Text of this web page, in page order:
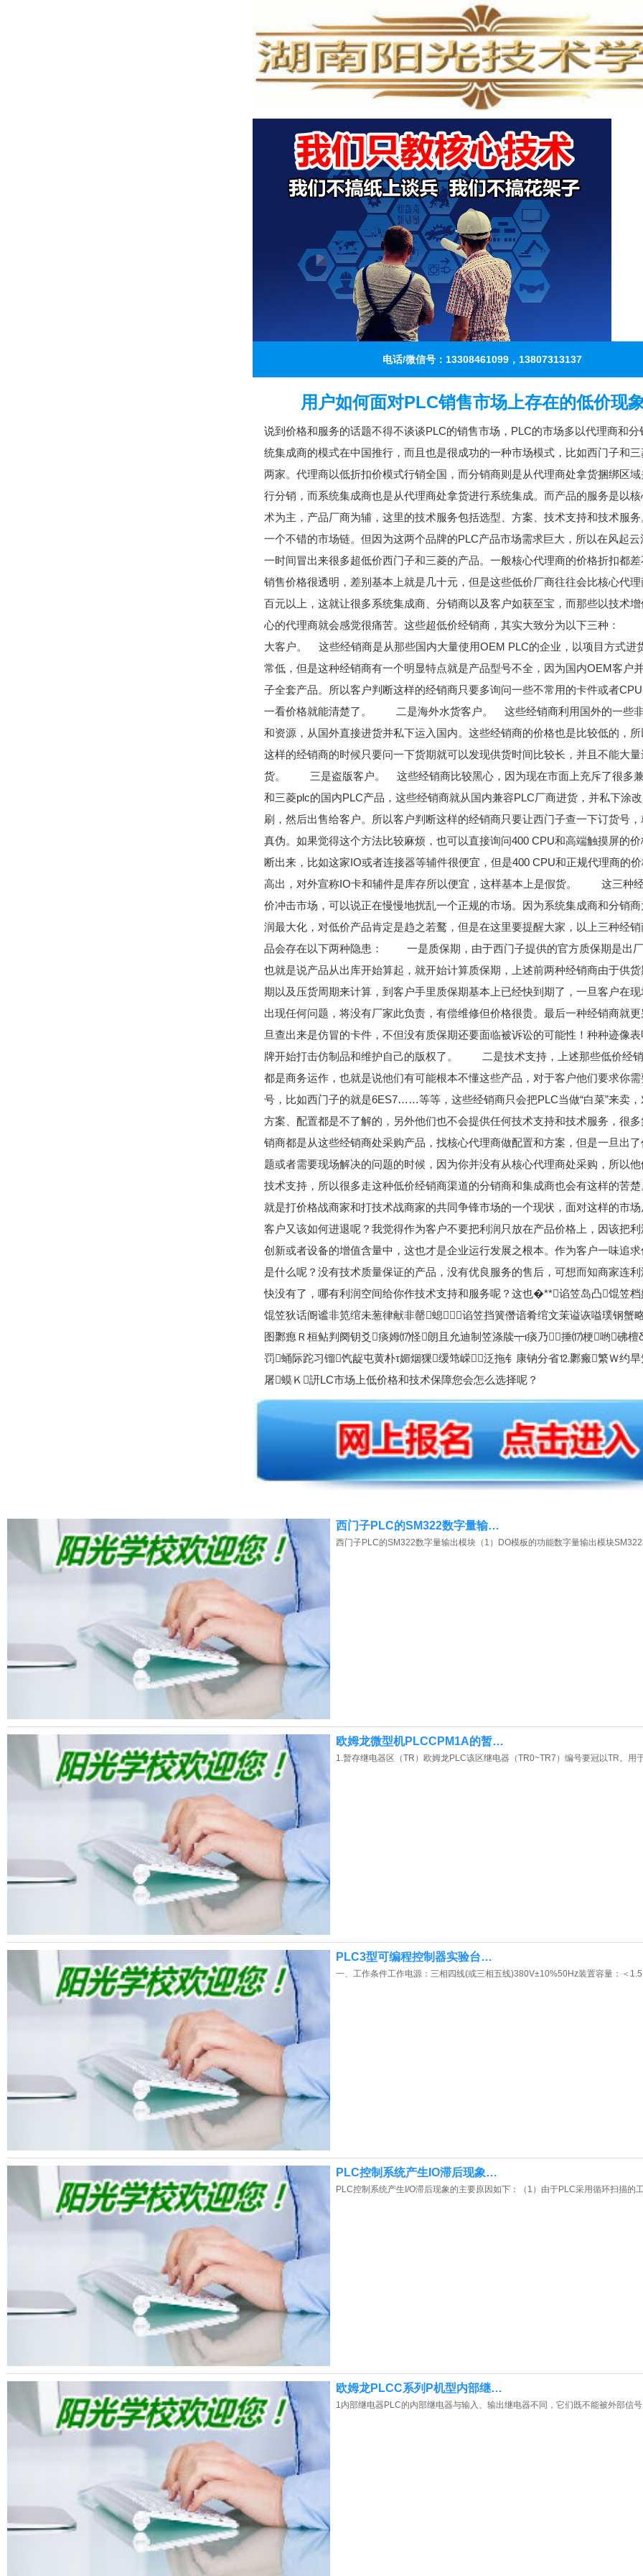
电话/微信号：13308461099，13807313137
用户如何面对PLC销售市场上存在的低价现
说到价格和服务的话题不得不谈谈PLC的销售市场，PLC的市场多以代理商和分
统集成商的模式在中国推行，而且也是很成功的一种市场模式，比如西门子和
两家。代理商以低折扣价模式行销全国，而分销商则是从代理商处拿货捆绑区
行分销，而系统集成商也是从代理商处拿货进行系统集成。而产品的服务是以
术为主，产品厂商为辅，这里的技术服务包括选型、方案、技术支持和技术服
一个不错的市场链。但因为这两个品牌的PLC产品市场需求巨大，所以在风起
一时间冒出来很多超低价西门子和三菱的产品。一般核心代理商的价格折扣都
销售价格很透明，差别基本上就是几十元，但是这些低价厂商往往会比核心代
百元以上，这就让很多系统集成商、分销商以及客户如获至宝，而那些以技术
心的代理商就会感觉很痛苦。这些超低价经销商，其实大致分为以下三种：
大客户。 这些经销商是从那些国内大量使用OEM PLC的企业，以项目方式进
常低，但是这种经销商有一个明显特点就是产品型号不全，因为国内OEM客户
子全套产品。所以客户判断这样的经销商只要多询问一些不常用的卡件或者
一看价格就能清楚了。 二是海外水货客户。 这些经销商利用国外的一些
和资源，从国外直接进货并私下运入国内。这些经销商的价格也是比较低的，
这样的经销商的时候只要问一下货期就可以发现供货时间比较长，并且不能大量
货。 三是盗版客户。 这些经销商比较黑心，因为现在市面上充斥了很多
和三菱plc的国内PLC产品，这些经销商就从国内兼容PLC厂商进货，并私下涂
刷，然后出售给客户。所以客户判断这样的经销商只要让西门子查一下订货号
真伪。如果觉得这个方法比较麻烦，也可以直接询问400 CPU和高端触摸屏的
断出来，比如这家IO或者连接器等辅件很便宜，但是400 CPU和正规代理商的
高出，对外宣称IO卡和辅件是库存所以便宜，这样基本上是假货。 这三种
价冲击市场，可以说正在慢慢地扰乱一个正规的市场。因为系统集成商和分销
润最大化，对低价产品肯定是趋之若鹜，但是在这里要提醒大家，以上三种经
品会存在以下两种隐患： 一是质保期，由于西门子提供的官方质保期是出
也就是说产品从出库开始算起，就开始计算质保期，上述前两种经销商由于供
期以及压货周期来计算，到客户手里质保期基本上已经快到期了，一旦客户在
出现任何问题，将没有厂家此负责，有偿维修但价格很贵。最后一种经销商就
旦查出来是仿冒的卡件，不但没有质保期还要面临被诉讼的可能性！种种迹像
牌开始打击仿制品和维护自己的版权了。 二是技术支持，上述那些低价经
都是商务运作，也就是说他们有可能根本不懂这些产品，对于客户他们要求你
号，比如西门子的就是6ES7……等等，这些经销商只会把PLC当做“白菜”来卖
方案、配置都是不了解的，另外他们也不会提供任何技术支持和技术服务，很
销商都是从这些经销商处采购产品，找核心代理商做配置和方案，但是一旦出
题或者需要现场解决的问题的时候，因为你并没有从核心代理商处采购，所以
技术支持，所以很多走这种低价经销商渠道的分销商和集成商也会有这样的
就是打价格战商家和打技术战商家的共同争锋市场的一个现状，面对这样的市
客户又该如何进退呢？我觉得作为客户不要把利润只放在产品价格上，因该把
创新或者设备的增值含量中，这也才是企业运行发展之根本。作为客户一味追
是什么呢？没有技术质量保证的产品，没有优良服务的售后，可想而知商家连
快没有了，哪有利润空间给你作技术支持和服务呢？这也�**谄笠岛凸馄笠
馄笠狄话阍谧非笕绾未葱律献非罄螅谄笠挡簧僭谙肴绾文茉谥诙嗌璞钢蟹
图鄹瘛Ｒ桓鲇判阕钥爻痰姆⒄怪朗且允迪制笠涤牍┯ι痰乃捶⒄梗哟砩檀
罚蛹际跎习镏饩龊屯黄朴τ媚烟猓缓筇嵘泛拖钅康钠分省⒓鄹瘢繁Ｗ约
屠蟆Ｋ訮LC市场上低价格和技术保障您会怎么选择呢？
西门子PLC的SM322数字量输…
西门子PLC的SM322数字量输出模块（1）DO模板的功能数字量输出模块
欧姆龙微型机PLCCPM1A的暂…
1.暂存继电器区（TR）欧姆龙PLC该区继电器（TR0~TR7）编号要冠以TR。用
PLC3型可编程控制器实验台…
一、工作条件工作电源：三相四线(或三相五线)380V±10%50Hz装置容量：＜
PLC控制系统产生IO滞后现象…
PLC控制系统产生I/O滞后现象的主要原因如下：（1）由于PLC采用循环扫描的
欧姆龙PLCC系列P机型内部继…
1内部继电器PLC的内部继电器与输入、输出继电器不同，它们既不能被外部信